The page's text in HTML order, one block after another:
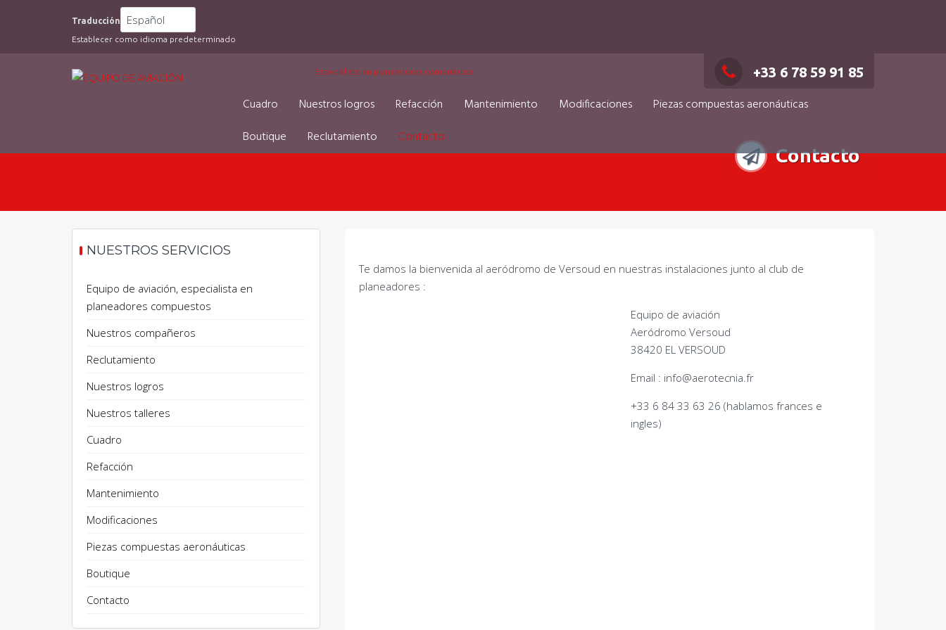
Traducción
Establecer como idioma predeterminado
Especialista en planeadores compuestos +33 6 78 59 91 85
Cuadro Nuestros logros Refacción Mantenimiento Modificaciones
Piezas compuestas aeronáuticas
Boutique
Reclutamiento Contacto
Contacto
Te damos la bienvenida al aeródromo de Versoud en nuestras instalaciones junto al club de
planeadores :
Equipo de aviación
Aeródromo Versoud
38420 EL VERSOUD
Email : info@aerotecnia.fr
+33 6 84 33 63 26 (hablamos frances e
ingles)
NUESTROS SERVICIOS
Equipo de aviación, especialista en
planeadores compuestos
Nuestros compañeros
Reclutamiento
Nuestros logros
Nuestros talleres
Cuadro
Refacción
Mantenimiento
Modificaciones
Piezas compuestas aeronáuticas
Boutique
Contacto